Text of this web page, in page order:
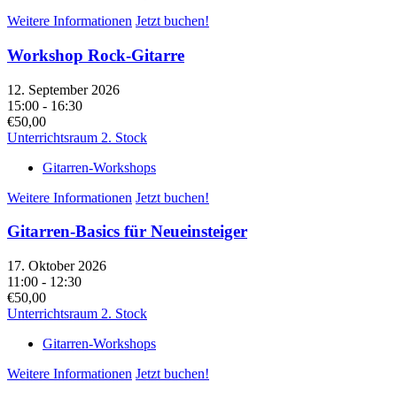
Weitere Informationen Jetzt buchen!
Workshop Rock-Gitarre
12. September 2026
15:00 - 16:30
€50,00
Unterrichtsraum 2. Stock
Gitarren-Workshops
Weitere Informationen Jetzt buchen!
Gitarren-Basics für Neueinsteiger
17. Oktober 2026
11:00 - 12:30
€50,00
Unterrichtsraum 2. Stock
Gitarren-Workshops
Weitere Informationen Jetzt buchen!